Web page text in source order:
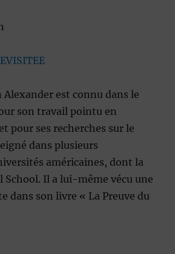
Alexander est connu dans le
son travail pointu en
pour ses recherches sur le
dans plusieurs
américaines, dont la
School. Il a lui-même vécu une
dans son livre « La Preuve du